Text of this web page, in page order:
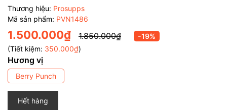
Thương hiệu: Prosupps
Mã sản phẩm: PVN1486
1.500.000₫ 1.850.000₫
-19%
(Tiết kiệm: 350.000₫)
Hương vị
Berry Punch
Hết hàng